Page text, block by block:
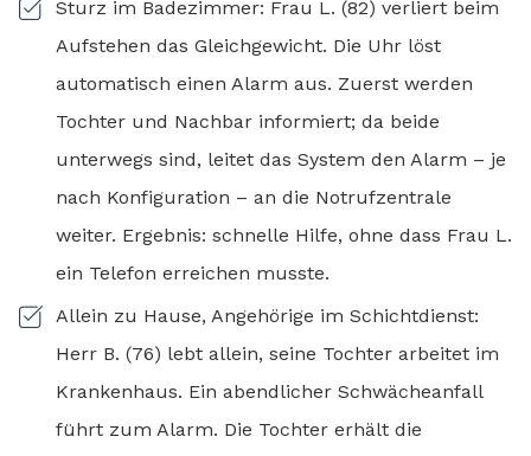
Sturz im Badezimmer: Frau L. (82) verliert beim
Aufstehen das Gleichgewicht. Die Uhr löst
automatisch einen Alarm aus. Zuerst werden
Tochter und Nachbar informiert; da beide
unterwegs sind, leitet das System den Alarm – je
nach Konfiguration – an die Notrufzentrale
weiter. Ergebnis: schnelle Hilfe, ohne dass Frau L.
ein Telefon erreichen musste.
Allein zu Hause, Angehörige im Schichtdienst:
Herr B. (76) lebt allein, seine Tochter arbeitet im
Krankenhaus. Ein abendlicher Schwächeanfall
führt zum Alarm. Die Tochter erhält die